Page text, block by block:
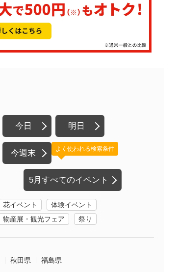
今日 明日
今週末
5月すべてのイベント
よく使われる検索条件
花イベント
体験イベント
物産展・観光フェア
祭り
秋田県
福島県